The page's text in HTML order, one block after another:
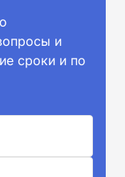
и
сроки и по